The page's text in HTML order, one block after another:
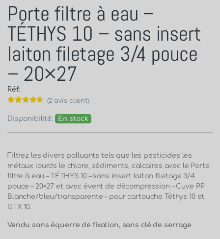
Porte filtre à eau –
TÉTHYS 10 – sans insert
laiton filetage 3/4 pouce
– 20×27
Réf:
sur 5
basé sur
(2 avis client)
Disponibilité: En stock
Filtrez les divers polluants tels que les pesticides les
métaux lourds le chlore, sédiments, calcaires avec le Porte
filtre à eau – TÉTHYS 10 – sans insert laiton filetage 3/4
pouce – 20×27 et avec évent de décompression – Cuve PP
Blanche/bleu/transparente – pour cartouche Téthys 10 et
GTX 10.
Vendu sans équerre de fixation, sans clé de serrage